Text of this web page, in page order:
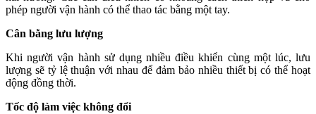
phép người vận hành có thể thao tác bằng một tay.
Cân bằng lưu lượng
Khi người vận hành sử dụng nhiều điều khiển cùng một lúc, lưu
lượng sẽ tỷ lệ thuận với nhau để đảm bảo nhiều thiết bị có thể hoạt
động đồng thời.
Tốc độ làm việc không đổi